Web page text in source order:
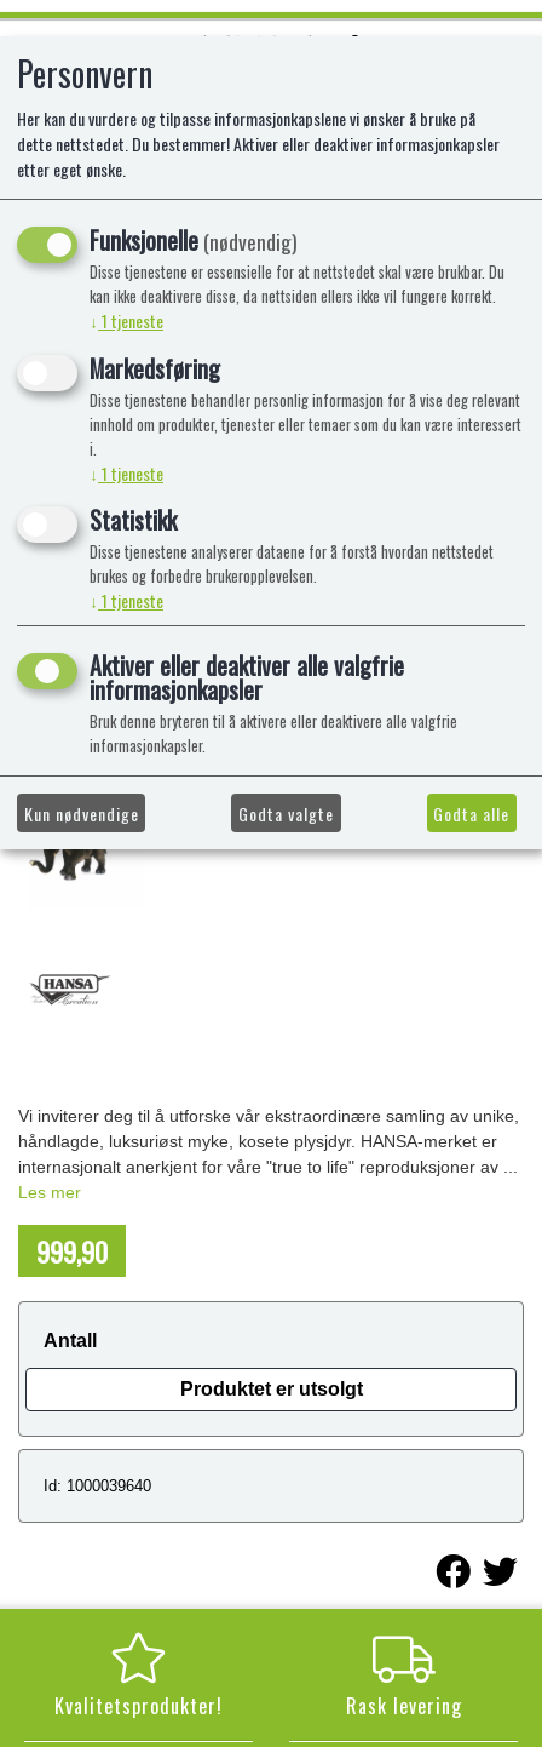
HANSA ELEFANT 48 CM.L
Vi inviterer deg til å utforske vår ekstraordinære samling av unike,
håndlagde, luksuriøst myke, kosete plysjdyr. HANSA-merket er
internasjonalt anerkjent for våre "true to life" reproduksjoner av ...
Les mer
999,90
Antall
Produktet er utsolgt
Id: 1000039640
Kvalitetsprodukter! Rask levering
Personvern
Her kan du vurdere og tilpasse informasjonkapslene vi ønsker å bruke på
dette nettstedet. Du bestemmer! Aktiver eller deaktiver informasjonkapsler
etter eget ønske.
Funksjonelle(nødvendig)
Disse tjenestene er essensielle for at nettstedet skal være brukbar. Du
kan ikke deaktivere disse, da nettsiden ellers ikke vil fungere korrekt.
↓ 1tjeneste
Markedsføring
Disse tjenestene behandler personlig informasjon for å vise deg relevant
innhold om produkter, tjenester eller temaer som du kan være interessert
i.
↓ 1tjeneste
Statistikk
Disse tjenestene analyserer dataene for å forstå hvordan nettstedet
brukes og forbedre brukeropplevelsen.
↓ 1tjeneste
Aktiver eller deaktiver alle valgfrie
informasjonkapsler
Bruk denne bryteren til å aktivere eller deaktivere alle valgfrie
informasjonkapsler.
Kun nødvendige Godta valgte Godta alle